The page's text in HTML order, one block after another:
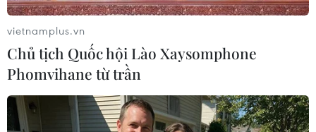
Theo dõi VietnamPlus
TIN LIÊN QUAN
vietnamplus.vn
Chủ tịch Quốc hội Lào Xaysomphone
Phomvihane từ trần